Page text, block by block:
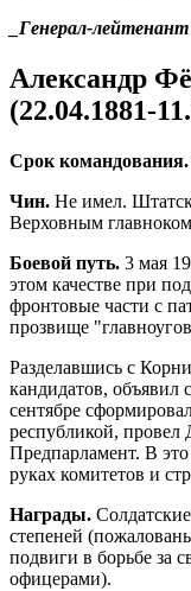
_Генерал-
Александр
(22.04.1881-
Срок командования.
Чин. Не имел.
Верховным
Боевой путь. 3 мая
этом качестве при
фронтовые части с
прозвище
Разделавшись с
кандидатов,
сентябре
республикой, провел
Предпарламент. В это
руках комитетов и
Награды.
степеней
подвиги в борьбе за
офицерами).